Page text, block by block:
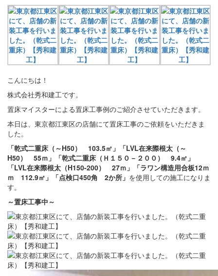
こんにちは！
株式会社秀和建工です。
置床マイスターによる置床工事例のご紹介させていただきます。
本日は、東京都江東区の店舗にて置床工事のご依頼をいただきま
した。
「乾式二重床（～H50） 103.5㎡」「LVL在来際根太（～
H50） 55ｍ」「乾式二重床（Ｈ１５０－２００） 9.4㎡」
「LVL在来際根太（H150-200） 27ｍ」「ラワン構造用合板12ｍ
ｍ 112.9㎡」「点検口450角 2か所」 を使用しての施工になりま
す。
～置床工事中 ～